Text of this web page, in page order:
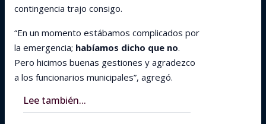
contingencia trajo consigo.
“En un momento estábamos complicados por
la emergencia; habíamos dicho que no.
Pero hicimos buenas gestiones y agradezco
a los funcionarios municipales”, agregó.
Lee también...